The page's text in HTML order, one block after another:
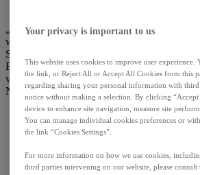
„Die Interdisziplinarität ist äußerst
wichtig für die Behandlung eines
Schlaganfalls.“
Expertengespräch: Wie kann die
verbessert werden?
Nachgefragt bei Dr. Axel Schramm und
Your privacy is important to us
This website uses cookies to improve user
the link, or Reject All or Accept All Cookies from this
regarding sharing your personal information with
notice without making a selection. By clicking
device to enhance site navigation, measure site
You can manage individual cookies preferences or
the link “Cookies Settings”.
For more information on how we use cookies,
third parties intervening on our website, please